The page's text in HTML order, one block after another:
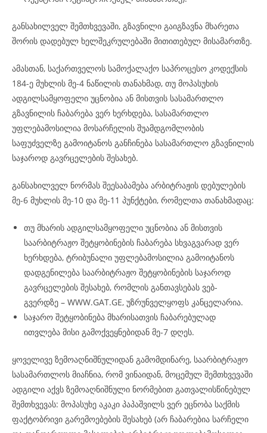
განსახილველ შემთხვევაში, გზავნილი გაიგზავნა მხარეთა
შორის დადებულ ხელშეკრულებაში მითითებულ მისამართზე.
ამასთან, საქართველოს სამოქალაქო საპროცესო კოდექსის
184-ე მუხლის მე-4 ნაწილის თანახმად, თუ მოპასუხის
ადგილსამყოფელი უცნობია ან მისთვის სასამართლო
გზავნილის ჩაბარება ვერ ხერხდება, სასამართლო
უფლებამოსილია მოსარჩელის შუამდგომლობის
საფუძველზე გამოიტანოს განჩინება სასამართლო გზავნილის
საჯაროდ გავრცელების შესახებ.
განსახილველ ნორმას შეესაბამება არბიტრაჟის დებულების
მე-6 მუხლის მე-10 და მე-11 პუნქტები, რომელთა თანახმადაც:
თუ მხარის ადგილსამყოფელი უცნობია ან მისთვის
საარბიტრაჟო შეტყობინების ჩაბარება სხვაგვარად ვერ
ხერხდება, ტრიბუნალი უფლებამოსილია გამოიტანოს
დადგენილება საარბიტრაჟო შეტყობინების საჯაროდ
გავრცელების შესახებ, რომლის განთავსებას ვებ-
გვერდზე – WWW.GAT.GE, უზრუნველყოფს კანცელარია.
საჯარო შეტყობინება მხარისათვის ჩაბარებულად
ითვლება მისი გამოქვეყნებიდან მე-7 დღეს.
ყოველივე ზემოაღნიშნულიდან გამომდინარე, საარბიტრაჟო
სასამართლოს მიაჩნია, რომ ვინაიდან, მოცემულ შემთხვევაში
ადგილი აქვს ზემოაღნიშნული ნორმებით გათვალისწინებულ
შემთხვევას: მოპასუხე აკაკი პაპაშვილს ვერ ეცნობა საქმის
ფაქტობრივი გარემოებების შესახებ (არ ჩაბარებია სარჩელი